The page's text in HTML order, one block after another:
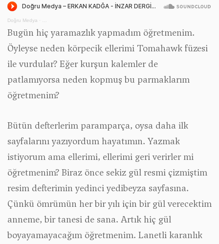
Doğru Medya ·
Bugün hiç yaramazlık yapmadım öğretmenim.
Öyleyse neden körpecik ellerimi Tomahawk füzesi
ile vurdular? Eğer kurşun kalemler de
patlamıyorsa neden kopmuş bu parmaklarım
öğretmenim?
Bütün defterlerim paramparça, oysa daha ilk
sayfalarını yazıyordum hayatımın. Yazmak
istiyorum ama ellerimi, ellerimi geri verirler mi
öğretmenim? Biraz önce sekiz gül resmi çizmiştim
resim defterimin yedinci yedibeyza sayfasına.
Çünkü ömrümün her bir yılı için bir gül verecektim
anneme, bir tanesi de sana. Artık hiç gül
boyayamayacağım öğretmenim. Lanetli karanlık